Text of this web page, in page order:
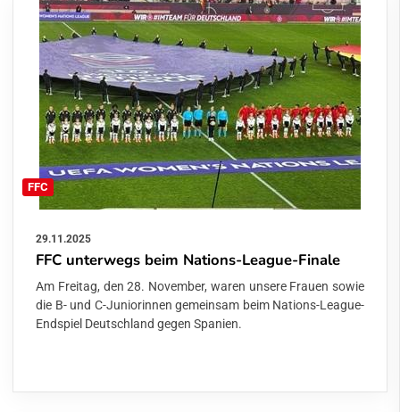
FFC
29.11.2025
FFC unterwegs beim Nations-League-Finale
Am Freitag, den 28. November, waren unsere Frauen sowie
die B- und C-Juniorinnen gemeinsam beim Nations-League-
Endspiel Deutschland gegen Spanien.